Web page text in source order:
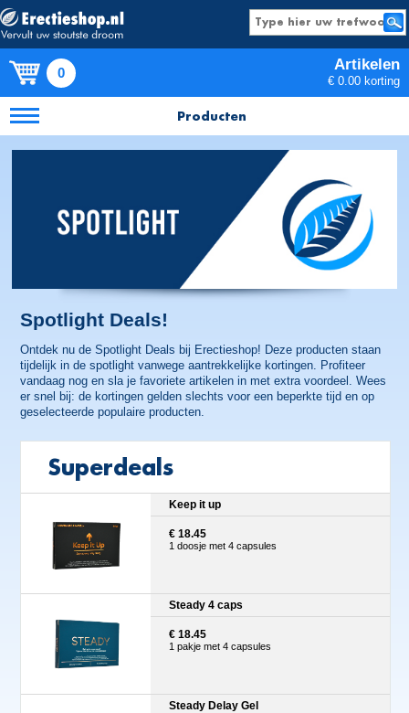
0 Artikelen
€ 0.00 korting
Producten
Spotlight Deals!
Ontdek nu de Spotlight Deals bij Erectieshop! Deze producten staan
tijdelijk in de spotlight vanwege aantrekkelijke kortingen. Profiteer
vandaag nog en sla je favoriete artikelen in met extra voordeel. Wees
er snel bij: de kortingen gelden slechts voor een beperkte tijd en op
geselecteerde populaire producten.
Superdeals
Keep it up
€ 18.45
1 doosje met 4 capsules
Steady 4 caps
€ 18.45
1 pakje met 4 capsules
Steady Delay Gel